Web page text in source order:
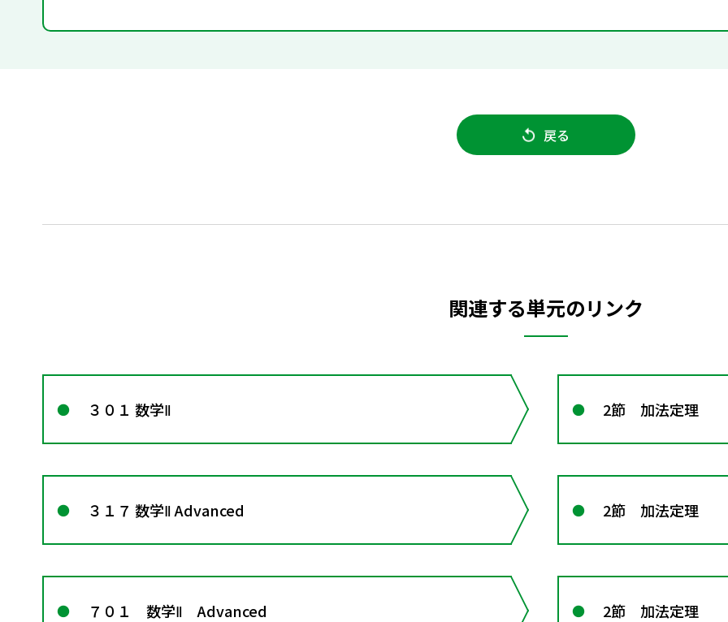
戻る
関連する単元のリンク
３０１ 数学Ⅱ 2節 加法定理
３１７ 数学Ⅱ Advanced 2節 加法定理
７０１ 数学Ⅱ Advanced 2節 加法定理